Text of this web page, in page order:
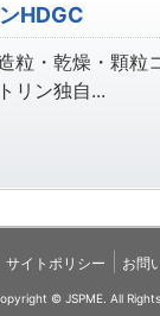
HDGC
粒・乾燥・顆粒
リン独自...
サイトポリシー お問
© JSPME. All